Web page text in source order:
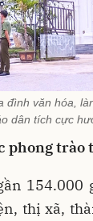
đình văn hóa,
dân tích cực
phong trào
154.000
thị xã,